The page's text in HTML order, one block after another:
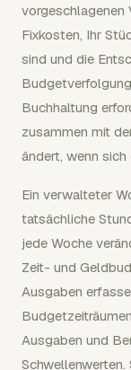
vorgeschlagenen
Fixkosten, Ihr
sind und die
Buchhaltung
zusammen mit
ändert, wenn
Ein verwalteter
tatsächliche
jede Woche
Zeit- und
Ausgaben
Ausgaben und